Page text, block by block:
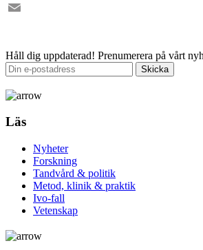
Facebook
Håll dig uppdaterad! Prenumerera på vårt
Läs
Nyheter
Forskning
Tandvård & politik
Metod, klinik & praktik
Ivo-fall
Vetenskap